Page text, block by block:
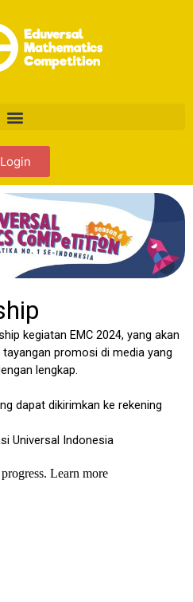
Login